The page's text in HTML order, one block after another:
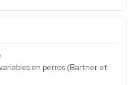
en perros (Bartner et